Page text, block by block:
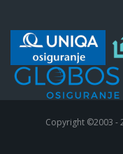
Copyright ©2003 -